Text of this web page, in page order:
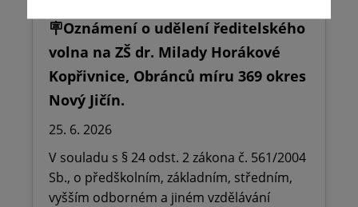
🪧Oznámení o udělení ředitelského
volna na ZŠ dr. Milady Horákové
Kopřivnice, Obránců míru 369 okres
Nový Jičín.
25. 6. 2026
V souladu s § 24 odst. 2 zákona č. 561/2004
Sb., o předškolním, základním, středním,
vyšším odborném a jiném vzdělávání